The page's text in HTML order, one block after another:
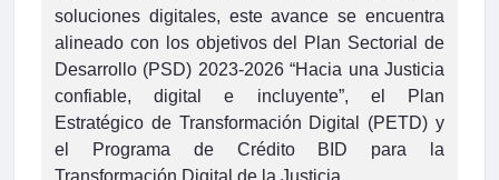
soluciones digitales, este avance se encuentra
alineado con los objetivos del Plan Sectorial de
Desarrollo (PSD) 2023-2026 “Hacia una Justicia
confiable, digital e incluyente”, el Plan
Estratégico de Transformación Digital (PETD) y
el Programa de Crédito BID para la
Transformación Digital de la Justicia.